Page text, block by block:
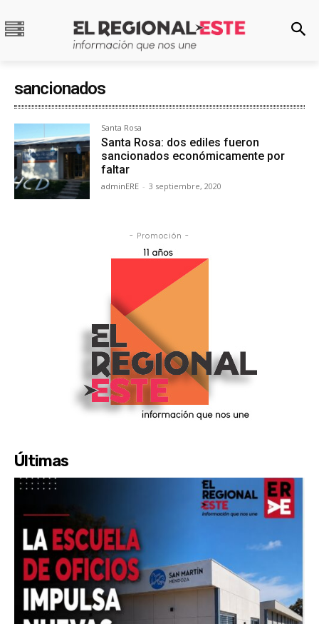
sancionados
Santa Rosa
Santa Rosa: dos ediles fueron
sancionados económicamente por
faltar
adminERE - 3 septiembre, 2020
- Promoción -
Últimas